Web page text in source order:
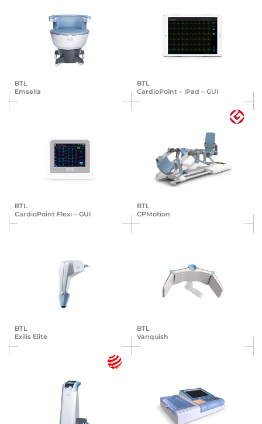
BTL
Emsella
BTL
Cardio­Point – iPad – GUI
BTL
Cardio­Point Flexi – GUI
BTL
CPMotion
BTL
Exilis Elite
BTL
Vanquish